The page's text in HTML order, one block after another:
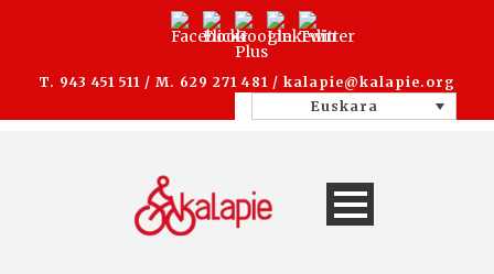
T. 943 451 511 / M. 629 271 481 / kalapie@kalapie.org
Euskara